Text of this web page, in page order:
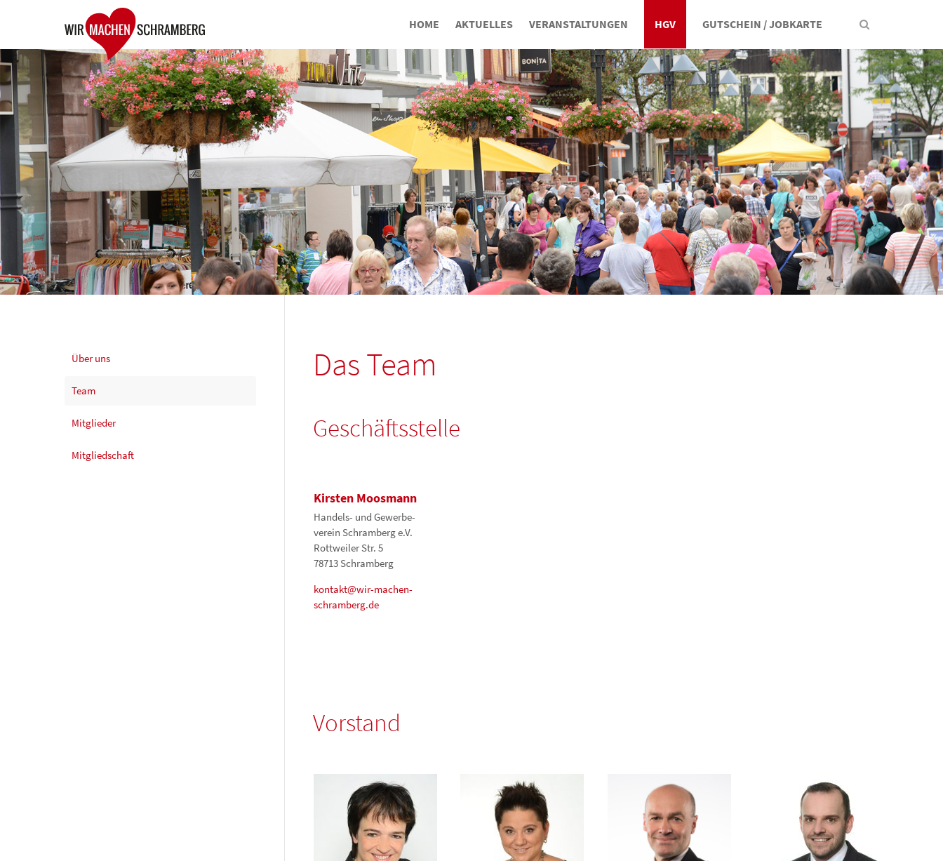
HOME AKTUELLES VERANSTALTUNGEN HGV GUTSCHEIN / JOBKARTE
Das Team
Geschäftsstelle
Kirsten Moosmann
Handels- und Gewerbe­
verein Schramberg e.V.
Rottweiler Str. 5
78713 Schramberg
kontakt@wir-machen-
schramberg.de
Vorstand
Über uns
Team
Mitglieder
Mitgliedschaft